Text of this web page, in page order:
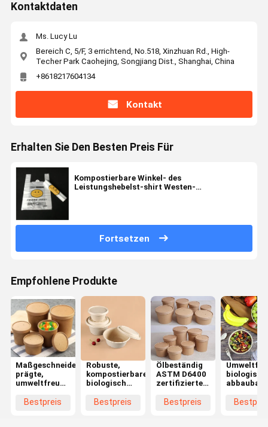
Kontaktdaten
Ms. Lucy Lu
Bereich C, 5/F, 3 errichtend, No.518, Xinzhuan Rd., High-
Techer Park Caohejing, Songjiang Dist., Shanghai, China
+8618217604134
Kontakt
Erhalten Sie Den Besten Preis Für
Kompostierbare Winkel- des
Leistungshebelst-shirt Westen-
Fortsetzen
Empfohlene Produkte
Maßgeschneiderte,
prägte,
umweltfreundliche
fürBestpreis
Robuste,
kompostierbare,
biologisch
Geschirr für
Bestpreis
Ölbeständig
ASTM D6400
zertifiziertes
undBestpreis
biologisch
braunes